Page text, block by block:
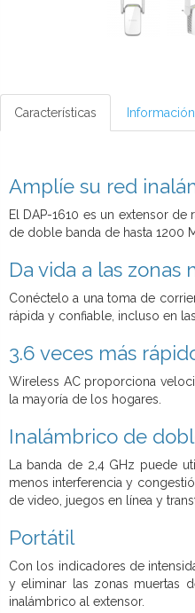
Características Información
Amplíe su red
El DAP-1610 es un extensor
de doble banda de hasta 1200
Da vida a las zonas
Conéctelo a una toma de
rápida y confiable, incluso en
3.6 veces más
Wireless AC proporciona
la mayoría de los hogares.
Inalámbrico de
La banda de 2,4 GHz puede
menos interferencia y
de video, juegos en línea y
Portátil
Con los indicadores de
y eliminar las zonas muertas
inalámbrico al extensor.